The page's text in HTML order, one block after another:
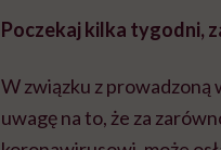
Poczekaj kilka tygodni,
W związku z prowadzoną
uwagę na to, że za